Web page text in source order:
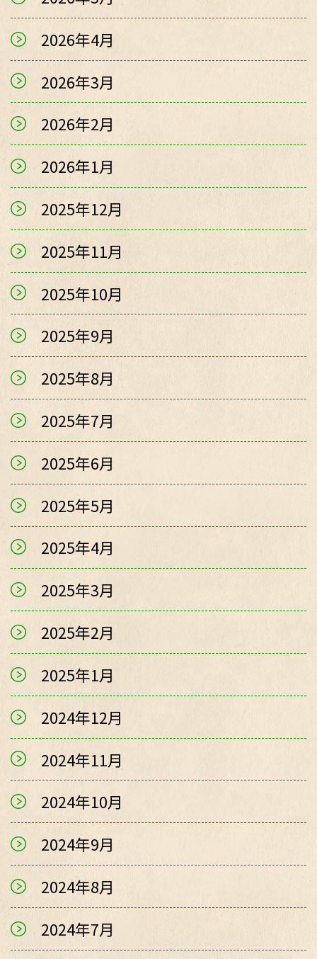
2026年4月
2026年3月
2026年2月
2026年1月
2025年12月
2025年11月
2025年10月
2025年9月
2025年8月
2025年7月
2025年6月
2025年5月
2025年4月
2025年3月
2025年2月
2025年1月
2024年12月
2024年11月
2024年10月
2024年9月
2024年8月
2024年7月